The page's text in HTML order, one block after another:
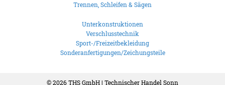
Trennen, Schleifen & Sägen
Unterkonstruktionen
Verschlusstechnik
Sport-/Freizeitbekleidung
Sonderanfertigungen/Zeichungsteile
© 2026THS GmbH | Technischer Handel Sonn